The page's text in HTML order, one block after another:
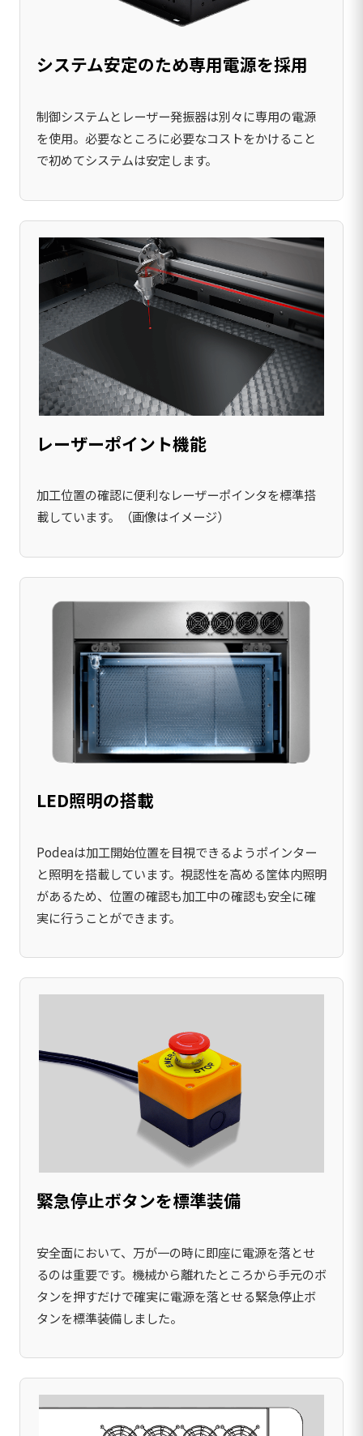
システム安定のため専用電源を採用
制御システムとレーザー発振器は別々に専用の電源
を使用。必要なところに必要なコストをかけること
で初めてシステムは安定します。
レーザーポイント機能
加工位置の確認に便利なレーザーポインタを標準搭
載しています。（画像はイメージ）
LED照明の搭載
Podeaは加工開始位置を目視できるようポインター
と照明を搭載しています。視認性を高める筐体内照明
があるため、位置の確認も加工中の確認も安全に確
実に行うことができます。
緊急停止ボタンを標準装備
安全面において、万が一の時に即座に電源を落とせ
るのは重要です。機械から離れたところから手元のボ
タンを押すだけで確実に電源を落とせる緊急停止ボ
タンを標準装備しました。